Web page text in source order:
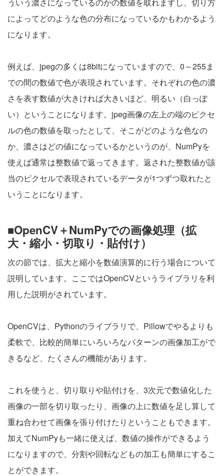
によってどのような色の分布になっているかもわかるよう
になります。
例えば、jpegの多くは8bitになっていますので、0～255ま
での間の数値で色が表現されています。それぞれの色の濃
さを表す数値が大きければ大きいほど、明るい（白っぽ
い）ということになります。jpeg画像の左上の端のピクセ
ルの色の数値を取ったとして、そこがどのような色なの
か、濃さはどの値になっているかというのが、NumPyを
使えば通常は整数値で返ってきます。返された整数値が該
当のピクセルで表現されているデータが1つずつ取れたと
いうことになります。
■OpenCV＋NumPyでの画像処理（拡
大・縮小・切取り・貼付け）
次の節では、拡大と縮小を数値演算的に行う場合について
説明しています。ここではOpenCVというライブラリを利
用した説明がされています。
OpenCVは、Pythonのライブラリで、Pillowでやるよりも
柔軟で、比較的簡単にいろいろなパターンの画像加工がで
きるなど、たくさんの機能があります。
これを使うと、切り取りや貼付けを、3次元で数値化した
画像の一部を切り取ったり、画像の上に数値を足し算して
重ね合わせて画像を張り付けたりということもできます。
加えてNumPyも一緒に使えば、数値の操作ができるよう
になりますので、分割や回転などもの加工も簡単にするこ
とができます。